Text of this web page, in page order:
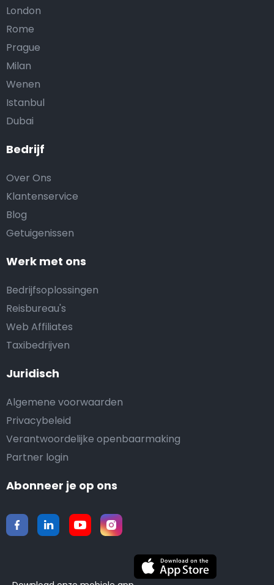
Bedrijf
Over Ons
Klantenservice
Blog
Getuigenissen
Werk met ons
Bedrijfsoplossingen
Reisbureau's
Web Affiliates
Taxibedrijven
Juridisch
Algemene voorwaarden
Privacybeleid
Verantwoordelijke openbaarmaking
Partner login
London
Rome
Prague
Milan
Wenen
Istanbul
Dubai
Abonneer je op ons